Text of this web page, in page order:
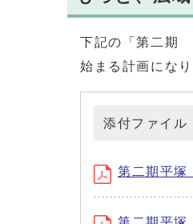
下記の「第二期
始まる計画になり
添付ファイル
第二期平塚